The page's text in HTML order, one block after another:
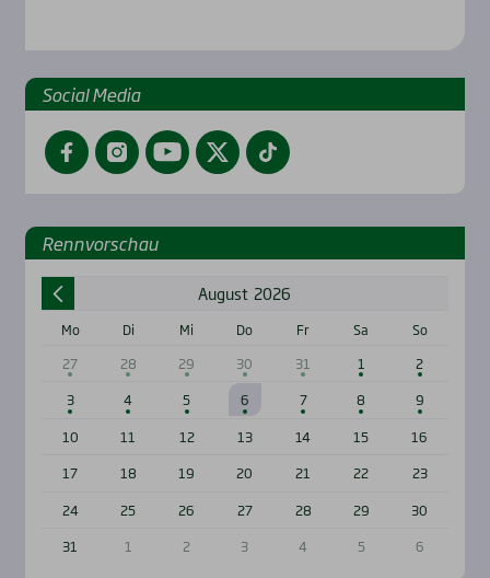
Social Media
FacebookInstagramYouTubeTwitterTikTok
Renn­vor­schau
August 2026
Mo Di Mi Do Fr Sa
So
27
28 29 30 31 1
2
3
4 5 6 7 8
9
10
11 12 13 14 15
16
17
18 19 20 21 22
23
24
25 26 27 28 29
30
31
1 2 3 4 5 6